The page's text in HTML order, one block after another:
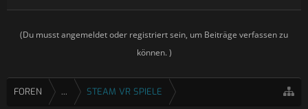
When reporting a problem, please include your headset model,
PC specifications and a short description of what happened.
Please remember that this is a beta version. Keep your game and
room files backed up, and expect that some features may change
(Du musst angemeldet oder registriert sein, um Beiträge verfassen zu
können. )
FOREN ... STEAM VR SPIELE